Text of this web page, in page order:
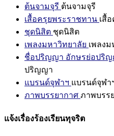
ต้นจามจุรี ต้นจามจุรี
เสื้อครุยพระราชทาน เสื้
ชุดนิสิต ชุดนิสิต
เพลงมหาวิทยาลัย เพลง
ชื่อปริญญา อักษรย่อปริ
ปริญญา
แบรนด์จุฬาฯ แบรนด์จุฬา
ภาพบรรยากาศ ภาพบรร
แจ้งเรื่องร้องเรียนทุจริต